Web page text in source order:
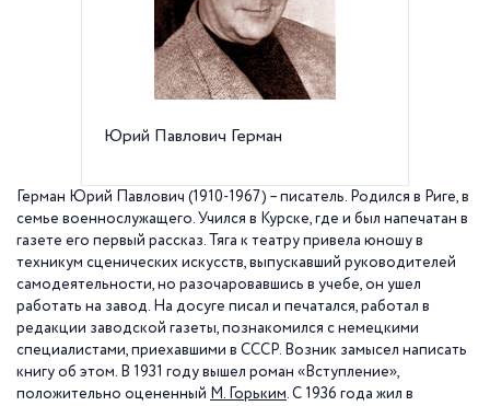
Юрий Павлович Герман
Герман Юрий Павлович (1910-1967) – писатель. Родился в Риге, в
семье военнослужащего. Учился в Курске, где и был напечатан в
газете его первый рассказ. Тяга к театру привела юношу в
техникум сценических искусств, выпускавший руководителей
самодеятельности, но разочаровавшись в учебе, он ушел
работать на завод. На досуге писал и печатался, работал в
редакции заводской газеты, познакомился с немецкими
специалистами, приехавшими в СССР. Возник замысел написать
книгу об этом. В 1931 году вышел роман «Вступление»,
положительно оцененный М. Горьким. С 1936 года жил в